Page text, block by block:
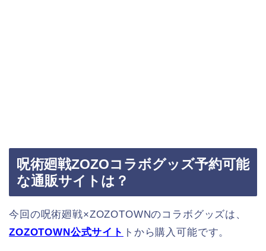
呪術廻戦ZOZOコラボグッズ予約可能
な通販サイトは？
今回の呪術廻戦×ZOZOTOWNのコラボグッズは、
ZOZOTOWN公式サイト トから購入可能です。